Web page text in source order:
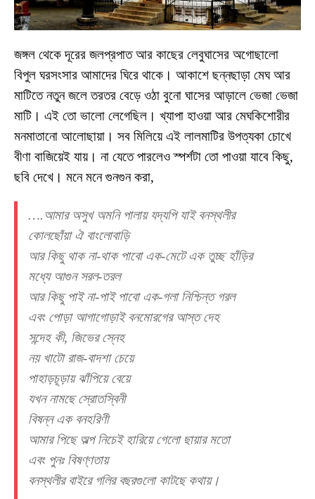
জঙ্গল থেকে দূরের জলপ্রপাত আর কাছের লেবুঘাসের অগোছালো
বিপুল ঘরসংসার আমাদের ঘিরে থাকে। আকাশে ছন্নছাড়া মেঘ আর
মাটিতে নতুন জলে তরতর বেড়ে ওঠা বুনো ঘাসের আড়ালে ভেজা ভেজা
মাটি। এই তো ভালো লেগেছিল। খ্যাপা হাওয়া আর মেঘকিশোরীর
মনমাতানো আলোছায়া। সব মিলিয়ে এই লালমাটির উপত্যকা চোখে
বীণা বাজিয়েই যায়। না যেতে পারলেও স্পর্শটা তো পাওয়া যাবে কিছু,
ছবি দেখে। মনে মনে গুনগুন করা,
….আমার অসুখ অমনি পালায় যদ্যপি যাই বনস্থলীর
কোলছোঁয়া ঐ বাংলোবাড়ি
আর কিছু থাক না-থাক পাবো এক-মেটে এক তুচ্ছ হাঁড়ির
মধ্যে আগুন সরল-তরল
আর কিছু পাই না-পাই পাবো এক-গলা নিশ্চিন্ত গরল
এবং পোড়া আগাগোড়াই বনমোরগের আস্ত দেহ
সন্দেহ কী, জিভের স্নেহ
নয় খাটো রাজ-বাদশা চেয়ে
পাহাড়চূড়ায় ঝাঁপিয়ে বেয়ে
যখন নামছে স্রোতস্বিনী
বিষন্ন এক বনহরিণী
আমার পিছে অল্প নিচেই হারিয়ে গেলো ছায়ার মতো
এবং পুনঃ বিষণ্ণতায়
বনস্থলীর বাইরে গলির বছরগুলো কাটছে কথায়।